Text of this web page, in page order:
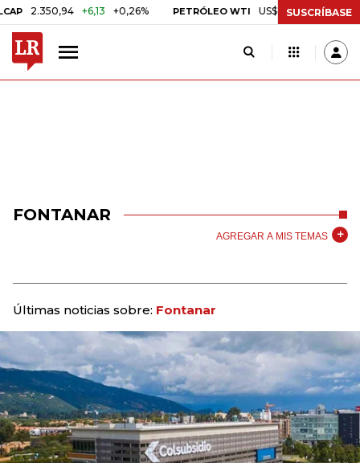
+6,13 +0,26% PETRÓLEO WTI US$ 78,18 US$ 0,17 +0,22%
SUSCRÍBASE
FONTANAR
AGREGAR A MIS TEMAS
Últimas noticias sobre: Fontanar